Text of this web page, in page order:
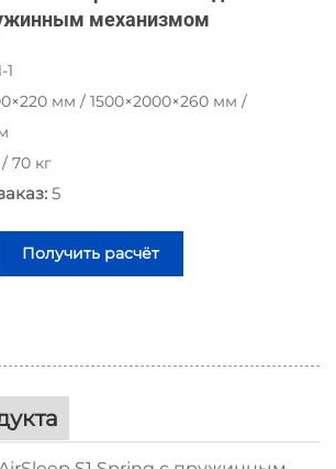
механизмом
1
мм / 1500×2000×260 мм /
70 кг
5
Получить расчёт